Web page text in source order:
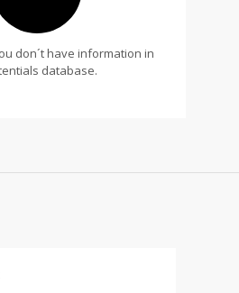
don´t have information in
database.